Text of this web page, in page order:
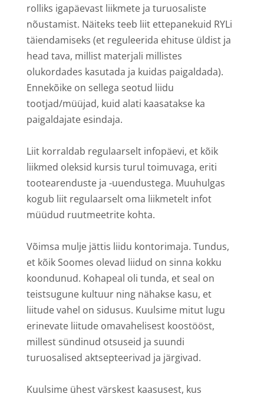
rolliks igapäevast liikmete ja turuosaliste
nõustamist. Näiteks teeb liit ettepanekuid RYLi
täiendamiseks (et reguleerida ehituse üldist ja
head tava, millist materjali millistes
olukordades kasutada ja kuidas paigaldada).
Ennekõike on sellega seotud liidu
tootjad/müüjad, kuid alati kaasatakse ka
paigaldajate esindaja.
Liit korraldab regulaarselt infopäevi, et kõik
liikmed oleksid kursis turul toimuvaga, eriti
tootearenduste ja -uuendustega. Muuhulgas
kogub liit regulaarselt oma liikmetelt infot
müüdud ruutmeetrite kohta.
Võimsa mulje jättis liidu kontorimaja. Tundus,
et kõik Soomes olevad liidud on sinna kokku
koondunud. Kohapeal oli tunda, et seal on
teistsugune kultuur ning nähakse kasu, et
liitude vahel on sidusus. Kuulsime mitut lugu
erinevate liitude omavahelisest koostööst,
millest sündinud otsuseid ja suundi
turuosalised aktsepteerivad ja järgivad.
Kuulsime ühest värskest kaasusest, kus